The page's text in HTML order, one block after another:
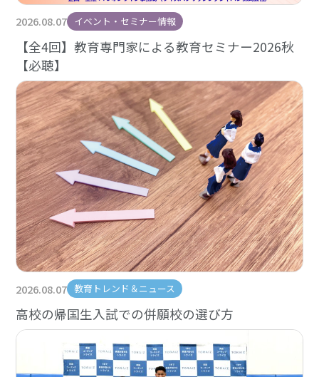
2026.08.07 イベント・セミナー情報
【全4回】教育専門家による教育セミナー2026秋
【必聴】
2026.08.07 教育トレンド＆ニュース
高校の帰国生入試での併願校の選び方